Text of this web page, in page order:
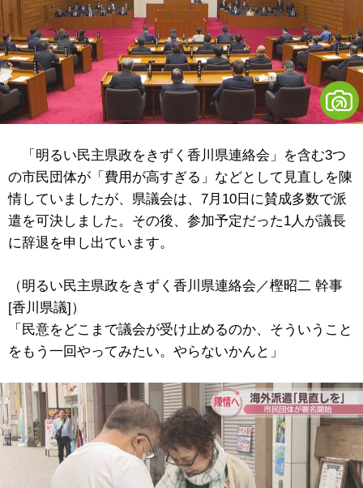
「明るい民主県政をきずく香川県連絡会」を含む3つ
の市民団体が「費用が高すぎる」などとして見直しを陳
情していましたが、県議会は、7月10日に賛成多数で派
遣を可決しました。その後、参加予定だった1人が議長
に辞退を申し出ています。
（明るい民主県政をきずく香川県連絡会／樫昭二 幹事
[香川県議]）
「民意をどこまで議会が受け止めるのか、そういうこと
をもう一回やってみたい。やらないかんと」